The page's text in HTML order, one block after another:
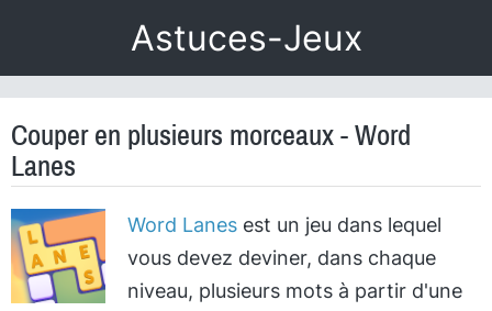
Astuces-Jeux
Couper en plusieurs morceaux - Word
Lanes
Word Lanesest un jeu dans lequel
vous devez deviner, dans chaque
niveau, plusieurs mots à partir d'une